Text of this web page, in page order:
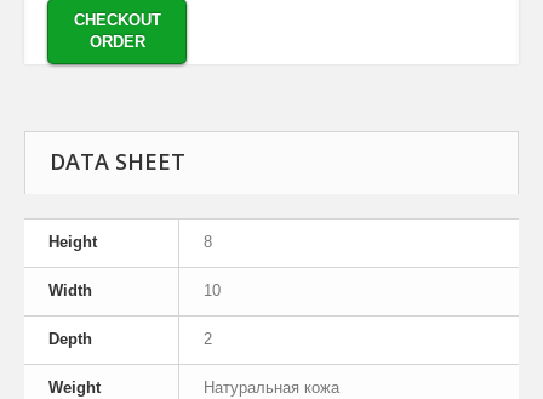
CHECKOUT
ORDER
DATA SHEET
Height 8
Width 10
Depth 2
Weight Натуральная кожа